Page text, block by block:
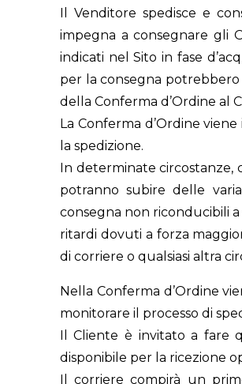
Il Venditore spedisce e
impegna a consegnare gli
indicati nel Sito in fase
per la consegna potrebbero
della Conferma d’Ordine al
La Conferma d’Ordine
la spedizione.
In determinate circostanze,
potranno subire delle
consegna non riconducibili
ritardi dovuti a forza
di corriere o qualsiasi altra
Nella Conferma d’Ordine
monitorare il processo di
Il Cliente è invitato a fare
disponibile per la ricezione
Il corriere compirà un